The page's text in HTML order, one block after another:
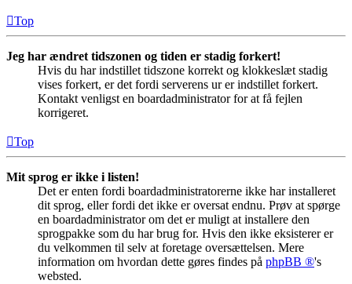
Top
Jeg har ændret tidszonen og tiden er stadig forkert!
Hvis du har indstillet tidszone korrekt og klokkeslæt stadig
vises forkert, er det fordi serverens ur er indstillet forkert.
Kontakt venligst en boardadministrator for at få fejlen
korrigeret.
Top
Mit sprog er ikke i listen!
Det er enten fordi boardadministratorerne ikke har installeret
dit sprog, eller fordi det ikke er oversat endnu. Prøv at spørge
en boardadministrator om det er muligt at installere den
sprogpakke som du har brug for. Hvis den ikke eksisterer er
du velkommen til selv at foretage oversættelsen. Mere
information om hvordan dette gøres findes på phpBB ®'s
websted.